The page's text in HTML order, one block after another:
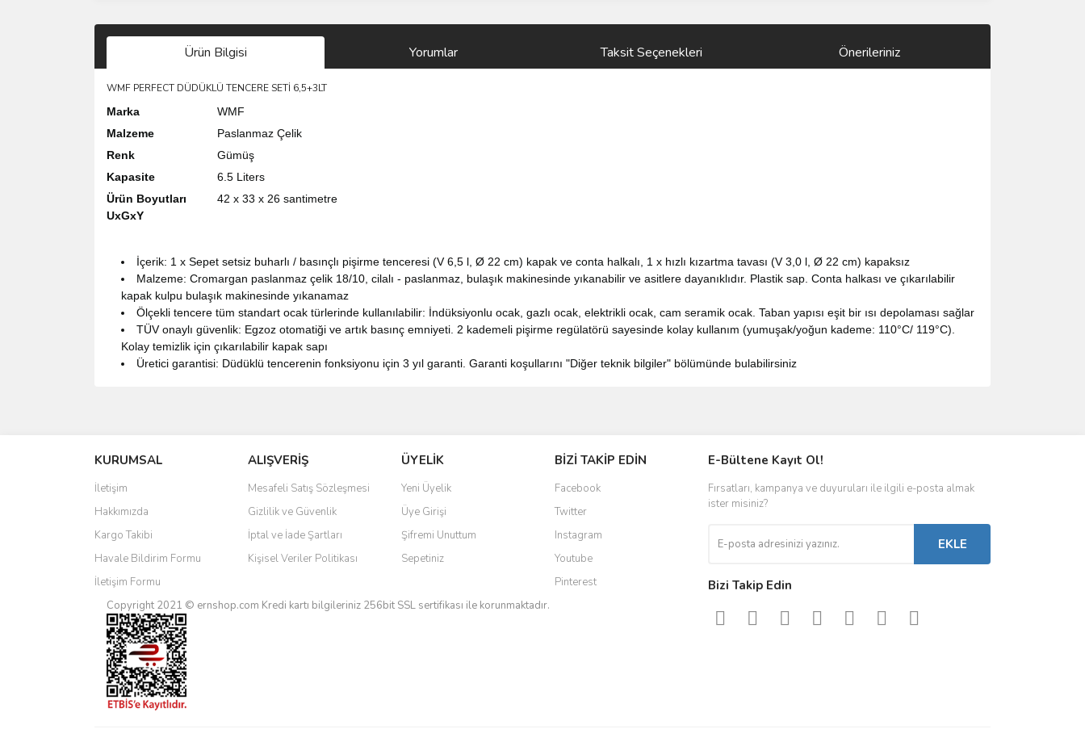
Ürün Bilgisi Yorumlar Taksit Seçenekleri Önerileriniz
WMF PERFECT DÜDÜKLÜ TENCERE SETİ 6,5+3LT
Marka
WMF
Malzeme
Paslanmaz Çelik
Renk
Gümüş
Kapasite
6.5 Liters
Ürün Boyutları
UxGxY
42 x 33 x 26 santimetre
İçerik: 1 x Sepet setsiz buharlı / basınçlı pişirme tenceresi (V 6,5 l, Ø 22 cm) kapak ve conta halkalı, 1 x hızlı kızartma tavası (V 3,0 l, Ø 22 cm) kapaksız
Malzeme: Cromargan paslanmaz çelik 18/10, cilalı - paslanmaz, bulaşık makinesinde yıkanabilir ve asitlere dayanıklıdır. Plastik sap. Conta halkası ve çıkarılabilir
kapak kulpu bulaşık makinesinde yıkanamaz
Ölçekli tencere tüm standart ocak türlerinde kullanılabilir: İndüksiyonlu ocak, gazlı ocak, elektrikli ocak, cam seramik ocak. Taban yapısı eşit bir ısı depolaması sağlar
TÜV onaylı güvenlik: Egzoz otomatiği ve artık basınç emniyeti. 2 kademeli pişirme regülatörü sayesinde kolay kullanım (yumuşak/yoğun kademe: 110°C/ 119°C).
Kolay temizlik için çıkarılabilir kapak sapı
Üretici garantisi: Düdüklü tencerenin fonksiyonu için 3 yıl garanti. Garanti koşullarını "Diğer teknik bilgiler" bölümünde bulabilirsiniz
Ürün resmi kalitesiz, bozuk veya görüntülenemiyor.
Ürün açıklamasında eksik bilgiler bulunuyor.
Ürün bilgilerinde hatalar bulunuyor.
Ürün fiyatı diğer sitelerden daha pahalı.
Bu ürüne benzer farklı alternatifler olmalı.
KURUMSAL
İletişim
Hakkımızda
Kargo Takibi
Havale Bildirim Formu
İletişim Formu
ALIŞVERİŞ
Mesafeli Satış Sözleşmesi
Gizlilik ve Güvenlik
İptal ve İade Şartları
Kişisel Veriler Politikası
ÜYELİK
Yeni Üyelik
Üye Girişi
Şifremi Unuttum
Sepetiniz
BİZİ TAKİP EDİN
Facebook
Twitter
Instagram
Youtube
Pinterest
Copyright 2021 © ernshop.com Kredi kartı bilgileriniz 256bit SSL sertifikası ile korunmaktadır.
E-Bültene Kayıt Ol!
Fırsatları, kampanya ve duyuruları ile ilgili e-posta almak
ister misiniz?
EKLE
Bizi Takip Edin